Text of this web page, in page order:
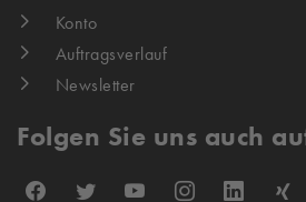
Konto
Auftragsverlauf
Newsletter
Folgen Sie uns auch